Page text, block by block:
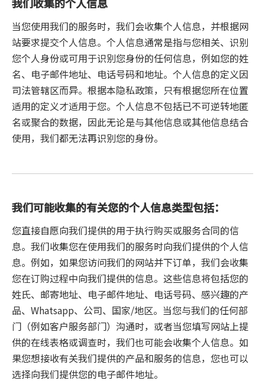
当您使用我们的服务时，我们会收集个人信息，并根据网
站要求提交个人信息。个人信息通常是指与您相关、识别
您个人身份或可用于识别您身份的任何信息，例如您的姓
名、电子邮件地址、电话号码和地址。个人信息的定义因
司法管辖区而异。根据本隐私政策，只有根据您所在位置
适用的定义才适用于您。个人信息不包括已不可逆转地匿
名或聚合的数据，因此无论是与其他信息或其他信息结合
使用，我们都无法再识别您的身份。
我们可能收集的有关您的个人信息类型包括：
您直接自愿向我们提供的用于执行购买或服务合同的信
息。我们收集您在使用我们的服务时向我们提供的个人信
息。例如，如果您访问我们的网站并下订单，我们会收集
您在订购过程中向我们提供的信息。这些信息将包括您的
姓氏、邮寄地址、电子邮件地址、电话号码、感兴趣的产
品、Whatsapp、公司、国家/地区。当您与我们的任何部
门（例如客户服务部门）沟通时，或者当您填写网站上提
供的在线表格或调查时，我们也可能会收集个人信息。如
果您想接收有关我们提供的产品和服务的信息，您也可以
选择向我们提供您的电子邮件地址。